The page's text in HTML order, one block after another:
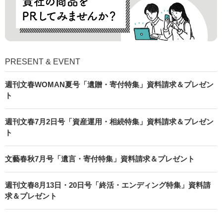
PRESENT & EVENT
週刊文春WOMAN夏号「遺贈・寄付特集」資料請求＆プレゼン
ト
週刊文春7月2日号「資産運用・相続特集」資料請求＆プレゼン
ト
文藝春秋7月号「遺言・寄付特集」資料請求＆プレゼント
週刊文春8月13日・20日号「終活・エンディング特集」資料請
求＆プレゼント